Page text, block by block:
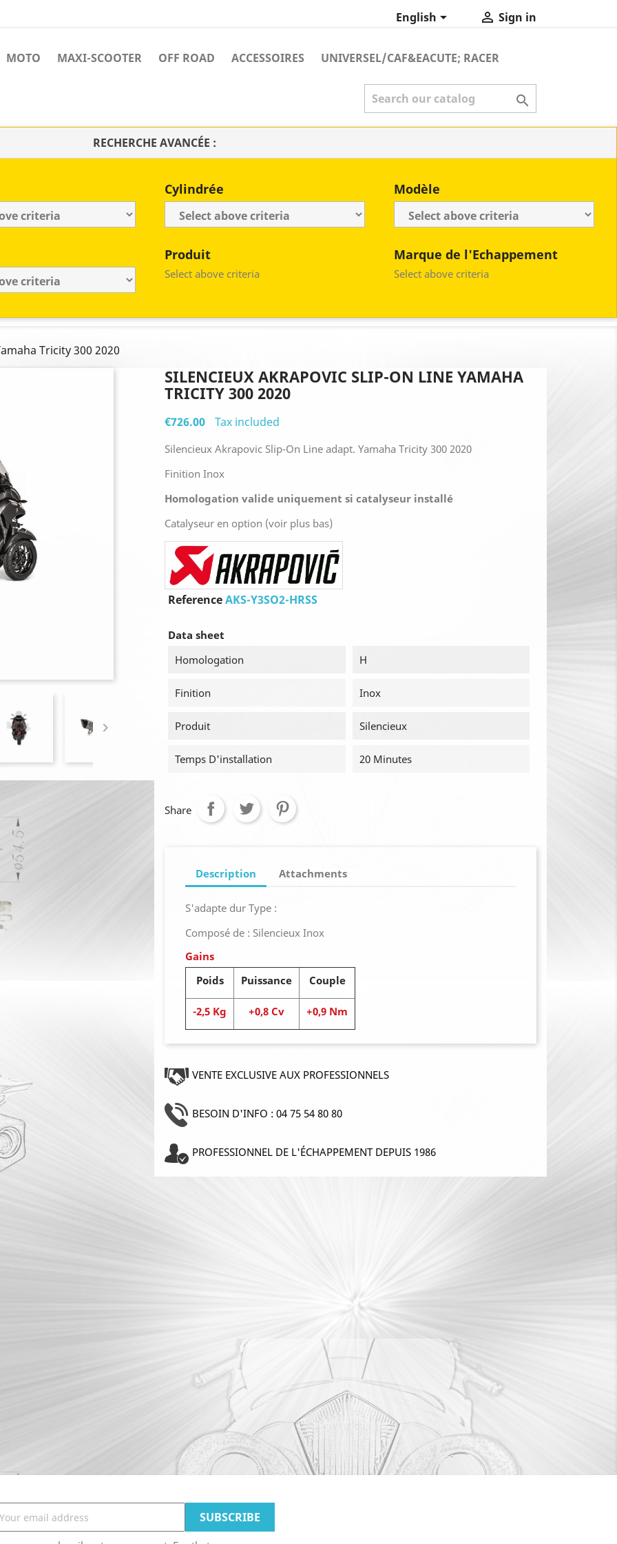
English  Sign in
MOTO MAXI-SCOOTER OFF ROAD ACCESSOIRES UNIVERSEL/CAF&EACUTE; RACER

RECHERCHE AVANCÉE :
Cylindrée Modèle
Produit
Select above criteria
Marque de l'Echappement
Select above criteria
Tricity 300 2020

SILENCIEUX AKRAPOVIC SLIP-ON LINE YAMAHA
TRICITY 300 2020
€726.00 Tax included
Silencieux Akrapovic Slip-On Line adapt. Yamaha Tricity 300 2020
Finition Inox
Homologation valide uniquement si catalyseur installé
Catalyseur en option (voir plus bas)
ReferenceAKS-Y3SO2-HRSS
Data sheet
Homologation
H
Finition Inox
Produit Silencieux
Temps D'installation 20 Minutes
Share
Description Attachments
S'adapte dur Type :
Composé de : Silencieux Inox
Gains
Poids
Puissance Couple
-2,5 Kg +0,8 Cv +0,9 Nm
VENTE EXCLUSIVE AUX PROFESSIONNELS
BESOIN D'INFO : 04 75 54 80 80
PROFESSIONNEL DE L'ÉCHAPPEMENT DEPUIS 1986